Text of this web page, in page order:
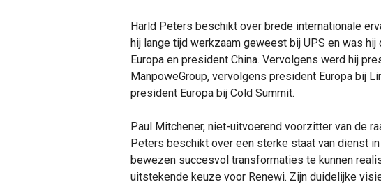
Harld Peters beschikt over brede internationale
hij lange tijd werkzaam geweest bij UPS en was
Europa en president China. Vervolgens werd hij
ManpoweGroup, vervolgens president Europa bij
president Europa bij Cold Summit.
Paul Mitchener, niet-uitvoerend voorzitter van de
Peters beschikt over een sterke staat van dienst
bewezen succesvol transformaties te kunnen
uitstekende keuze voor Renewi. Zijn duidelijke